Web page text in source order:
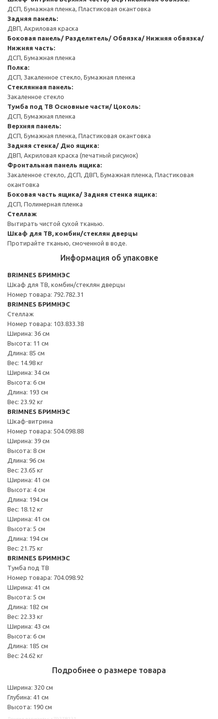
ДСП, Бумажная пленка, Пластиковая окантовка
Задняя панель:
ДВП, Акриловая краска
Боковая панель/ Разделитель/ Обвязка/ Нижняя обвязка/
Нижняя часть:
ДСП, Бумажная пленка
Полка:
ДСП, Закаленное стекло, Бумажная пленка
Стеклянная панель:
Закаленное стекло
Тумба под ТВ Основные части/ Цоколь:
ДСП, Бумажная пленка
Верхняя панель:
ДСП, Бумажная пленка, Пластиковая окантовка
Задняя стенка/ Дно ящика:
ДВП, Акриловая краска (печатный рисунок)
Фронтальная панель ящика:
Закаленное стекло, ДСП, ДВП, Бумажная пленка, Пластиковая
окантовка
Боковая часть ящика/ Задняя стенка ящика:
ДСП, Полимерная пленка
Стеллаж
Вытирать чистой сухой тканью.
Шкаф для ТВ, комбин/стеклян дверцы
Протирайте тканью, смоченной в воде.
Информация об упаковке
BRIMNES БРИМНЭС
Шкаф для ТВ, комбин/стеклян дверцы
Номер товара: 792.782.31
BRIMNES БРИМНЭС
Стеллаж
Номер товара: 103.833.38
Ширина: 36 см
Высота: 11 см
Длина: 85 см
Вес: 14.98 кг
Ширина: 34 см
Высота: 6 см
Длина: 193 см
Вес: 23.92 кг
BRIMNES БРИМНЭС
Шкаф-витрина
Номер товара: 504.098.88
Ширина: 39 см
Высота: 8 см
Длина: 96 см
Вес: 23.65 кг
Ширина: 41 см
Высота: 4 см
Длина: 194 см
Вес: 18.12 кг
Ширина: 41 см
Высота: 5 см
Длина: 194 см
Вес: 21.75 кг
BRIMNES БРИМНЭС
Тумба под ТВ
Номер товара: 704.098.92
Ширина: 41 см
Высота: 5 см
Длина: 182 см
Вес: 22.33 кг
Ширина: 43 см
Высота: 6 см
Длина: 185 см
Вес: 24.62 кг
Подробнее о размере товара
Ширина: 320 см
Глубина: 41 см
Высота: 190 см